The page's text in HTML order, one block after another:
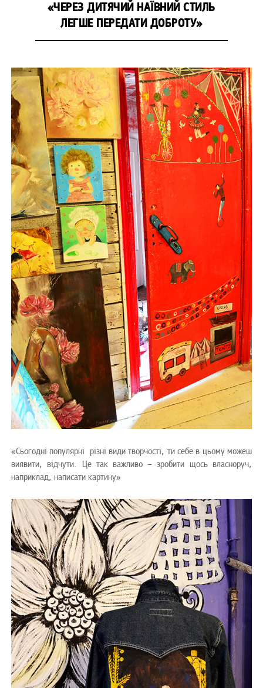
«ЧЕРЕЗ ДИТЯЧИЙ НАЇВНИЙ СТИЛЬ
ЛЕГШЕ ПЕРЕДАТИ ДОБРОТУ»
«Сьогодні популярні різні види творчості, ти себе в цьому можеш
виявити, відчути. Це так важливо – зробити щось власноруч,
наприклад, написати картину»